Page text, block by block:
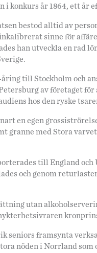
konkurs år 1864, ett år
bestod alltid av
sinne för
han utveckla en rad
till Stockholm och
av företaget
hos den ryske
en egen
granne med Stora
till England
och genom
utan
seniors framsynta
nöden i Norrland som